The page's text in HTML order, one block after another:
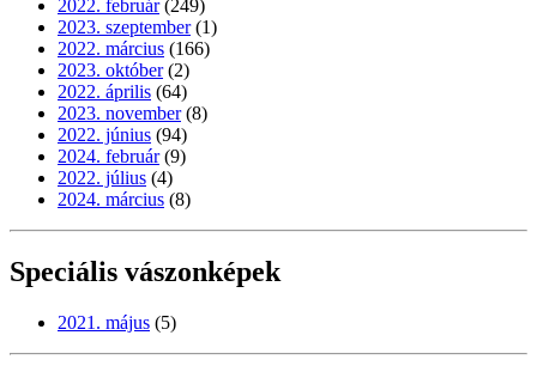
2022. február (249)
2023. szeptember (1)
2022. március (166)
2023. október (2)
2022. április (64)
2023. november (8)
2022. június (94)
2024. február (9)
2022. július (4)
2024. március (8)
Speciális vászonképek
2021. május (5)